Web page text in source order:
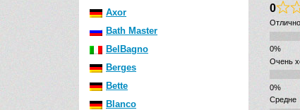
Axor
Bath Master
BelBagno
Berges
Bette
Blanco
0
Отлично
Очень
Средне